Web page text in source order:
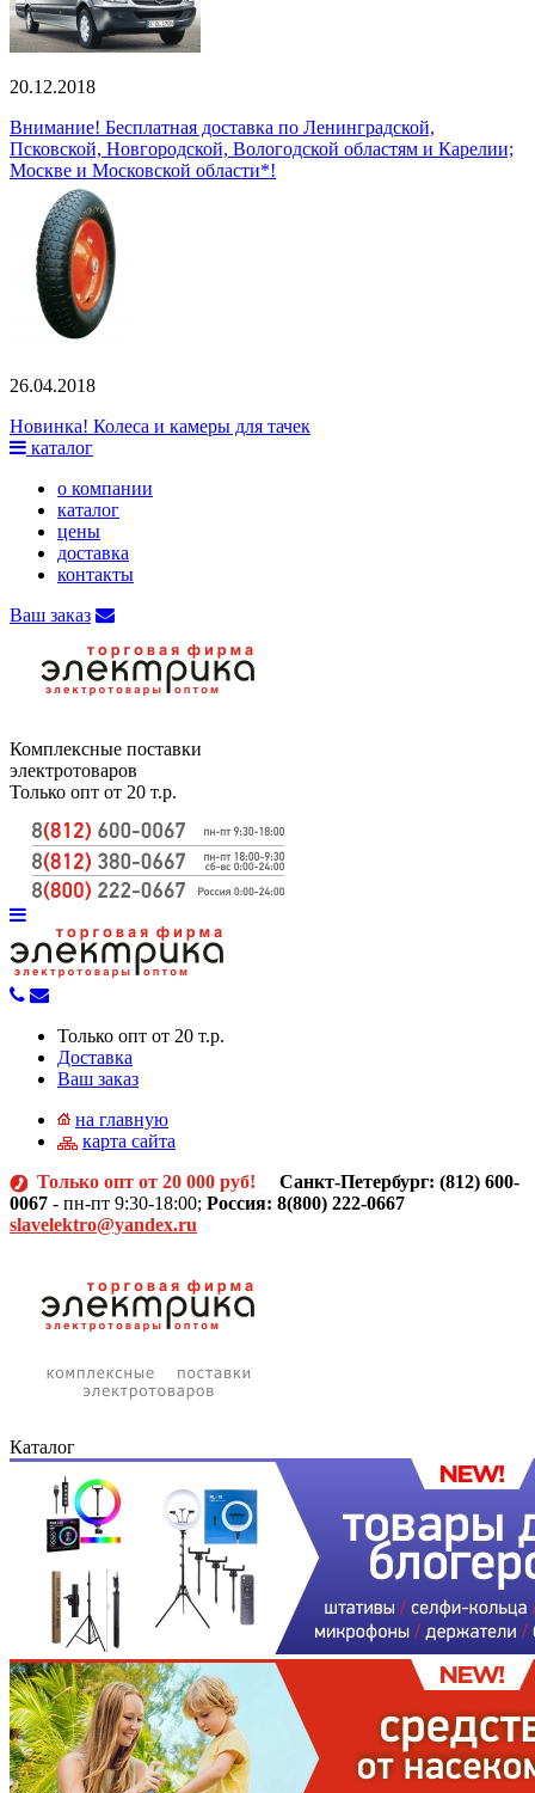
20.12.2018
Внимание! Бесплатная доставка по Ленинградской,
Псковской, Новгородской, Вологодской областям и Карелии;
Москве и Московской области*!
26.04.2018
Новинка! Колеса и камеры для тачек
каталог
о компании
каталог
цены
доставка
контакты
Ваш заказ
Комплексные поставки
электротоваров
Только опт от 20 т.р.
Только опт от 20 т.р.
Доставка
Ваш заказ
на главную
карта сайта
Только опт от 20 000 руб! Санкт-Петербург: (812) 600-
0067 - пн-пт 9:30-18:00; Россия: 8(800) 222-0667
slavelektro@yandex.ru
Каталог